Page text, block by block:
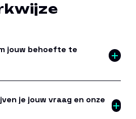
jouw behoefte te
je jouw vraag en onze